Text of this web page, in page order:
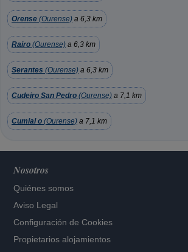
Orense (Ourense) a 6,3 km
Rairo (Ourense) a 6,3 km
Serantes (Ourense) a 6,3 km
Cudeiro San Pedro (Ourense) a 7,1 km
Cumial o (Ourense) a 7,1 km
Nosotros
Quiénes somos
Aviso Legal
Configuración de Cookies
Propietarios alojamientos